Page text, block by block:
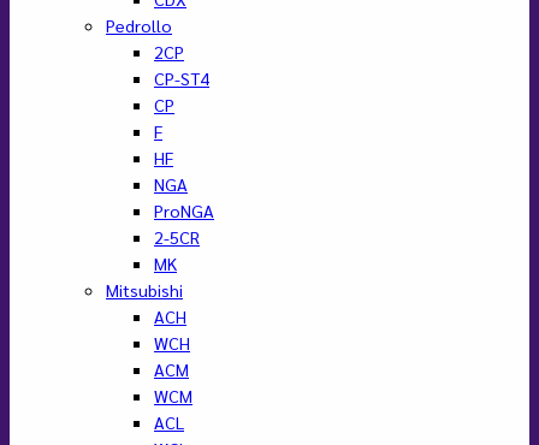
Pedrollo
2CP
CP-ST4
CP
F
HF
NGA
ProNGA
2-5CR
MK
Mitsubishi
ACH
WCH
ACM
WCM
ACL